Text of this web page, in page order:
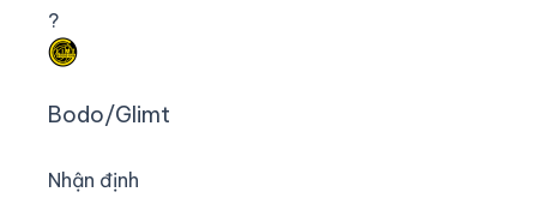
?
Bodo/Glimt
Nhận định